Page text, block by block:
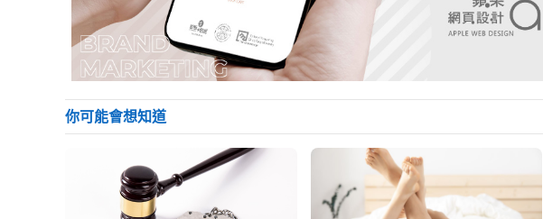
你可能會想知道